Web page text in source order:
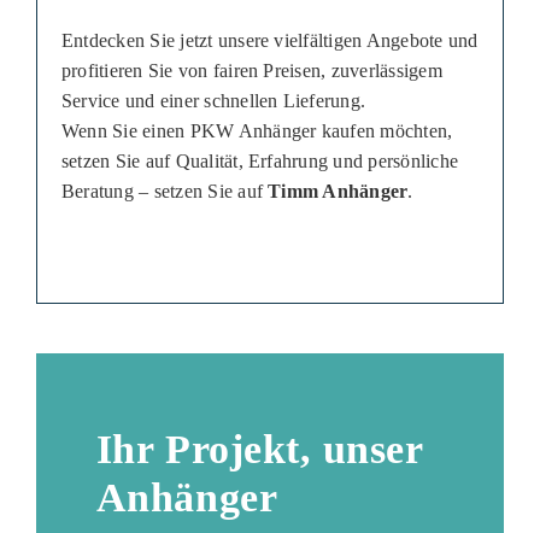
Entdecken Sie jetzt unsere vielfältigen Angebote und
profitieren Sie von fairen Preisen, zuverlässigem
Service und einer schnellen Lieferung.
Wenn Sie einen PKW Anhänger kaufen möchten,
setzen Sie auf Qualität, Erfahrung und persönliche
Beratung – setzen Sie aufTimm Anhänger.
Ihr Projekt, unser
Anhänger